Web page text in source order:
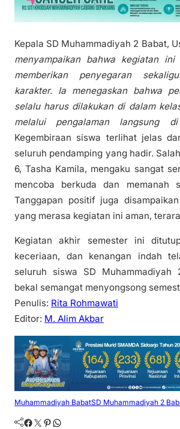
Kepala SD Muhammadiyah 2 Babat,
menyampaikan bahwa kegiatan
memberikan penyegaran
karakter. Ia menegaskan bahwa
selalu harus dilakukan di dalam
melalui pengalaman langsung
Kegembiraan siswa terlihat jelas
seluruh pendamping yang hadir.
6, Tasha Kamila, mengaku sangat
mencoba berkuda dan memanah
Tanggapan positif juga
yang merasa kegiatan ini aman,
Kegiatan akhir semester ini
keceriaan, dan kenangan indah
seluruh siswa SD Muhammadiyah
bekal semangat menyongsong
Penulis: Rita Rohmawati
Editor: M. Alim Akbar
Muhammadiyah BabatSD Muhammadiyah 2
Facebook Twitter Pinterest WhatsApp